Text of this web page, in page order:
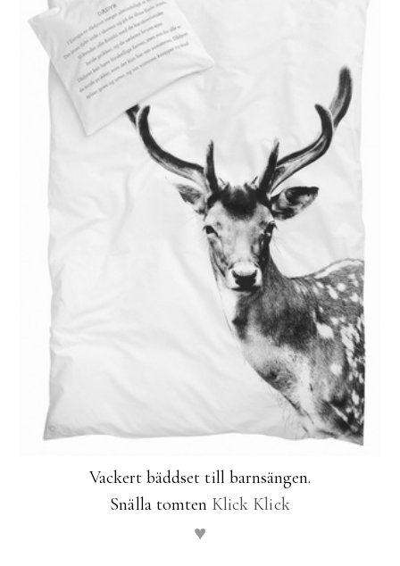
Vackert bäddset till barnsängen.
Snälla tomten Klick Klick
♥